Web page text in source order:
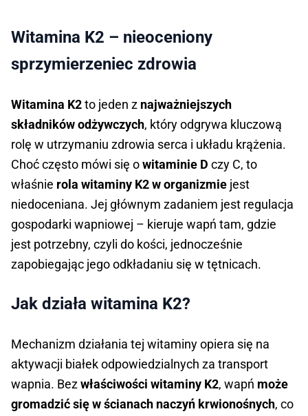
Witamina K2 – nieoceniony
sprzymierzeniec zdrowia
Witamina K2to jeden z najważniejszych
składników odżywczych, który odgrywa kluczową
rolę w utrzymaniu zdrowia serca i układu krążenia.
Choć często mówi się owitaminie D czy C, to
właśnie rola witaminy K2 w organizmie jest
niedoceniana. Jej głównym zadaniem jest regulacja
gospodarki wapniowej – kieruje wapń tam, gdzie
jest potrzebny, czyli do kości, jednocześnie
zapobiegając jego odkładaniu się w tętnicach.
Jak działa witamina K2?
Mechanizm działania tej witaminy opiera się na
aktywacji białek odpowiedzialnych za transport
wapnia. Bezwłaściwości witaminy K2, wapń może
gromadzić się w ścianach naczyń krwionośnych, co